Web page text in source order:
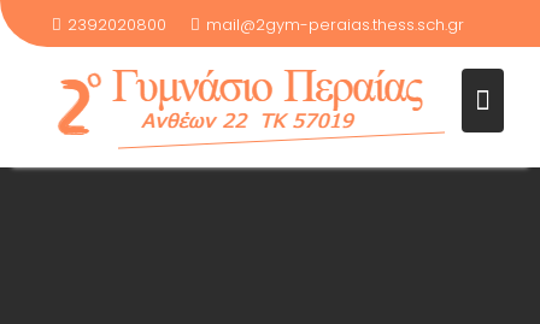
περιεχόμενο
2392020800 mail@2gym-peraias.thess.sch.gr